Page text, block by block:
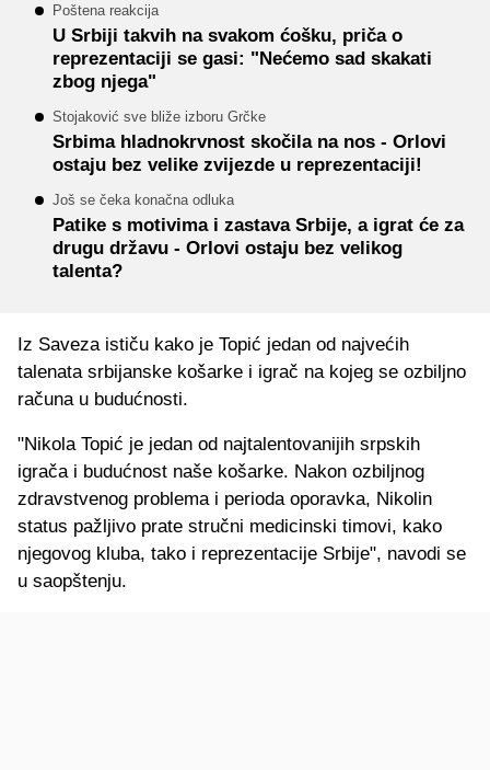
Poštena reakcija
U Srbiji takvih na svakom ćošku, priča o
reprezentaciji se gasi: "Nećemo sad skakati
zbog njega"
Stojaković sve bliže izboru Grčke
Srbima hladnokrvnost skočila na nos - Orlovi
ostaju bez velike zvijezde u reprezentaciji!
Još se čeka konačna odluka
Patike s motivima i zastava Srbije, a igrat će za
drugu državu - Orlovi ostaju bez velikog
talenta?
Iz Saveza ističu kako je Topić jedan od najvećih
talenata srbijanske košarke i igrač na kojeg se ozbiljno
računa u budućnosti.
"Nikola Topić je jedan od najtalentovanijih srpskih
igrača i budućnost naše košarke. Nakon ozbiljnog
zdravstvenog problema i perioda oporavka, Nikolin
status pažljivo prate stručni medicinski timovi, kako
njegovog kluba, tako i reprezentacije Srbije", navodi se
u saopštenju.